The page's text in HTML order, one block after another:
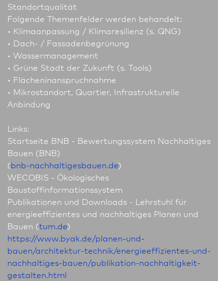
Standortqualität
Folgende Themenfelder werden behandelt:
• Klima­an­passung / Klimaresilienz (s. QNG)
• Dach- / Fassadenbegrünung
• Wassermanagement
• Grüne Stadt der Zukunft (s. Tools)
• Flächeninanspruchnahme
• Mikrostandort, Quar­tier, Infrastrukturelle
Anbindung
Links:
Startseite BNB - Bewertungssystem Nachhaltiges
Bauen (BNB)
(bnb-nach­haltigesbauen.de)
WECOBIS - Ökologisches
Baustoffinformationssystem
Publikationen und Downloads - Lehrstuhl für
energie­effi­zientes und nach­haltiges Planen und
Bauen (tum.de)
https://www.byak.de/planen-und-
bauen/architektur-technik/energie­effi­zientes-und-
nach­haltiges-bauen/publikation-nach­haltigkeit-
gestalten.html